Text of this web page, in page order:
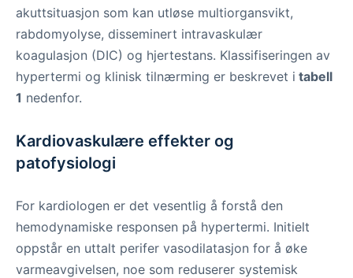
akuttsituasjon som kan utløse multiorgansvikt,
rabdomyolyse, disseminert intravaskulær
koagulasjon (DIC) og hjertestans. Klassifiseringen av
hypertermi og klinisk tilnærming er beskrevet i tabell
1 nedenfor.
Kardiovaskulære effekter og
patofysiologi
For kardiologen er det vesentlig å forstå den
hemodynamiske responsen på hypertermi. Initielt
oppstår en uttalt perifer vasodilatasjon for å øke
varmeavgivelsen, noe som reduserer systemisk